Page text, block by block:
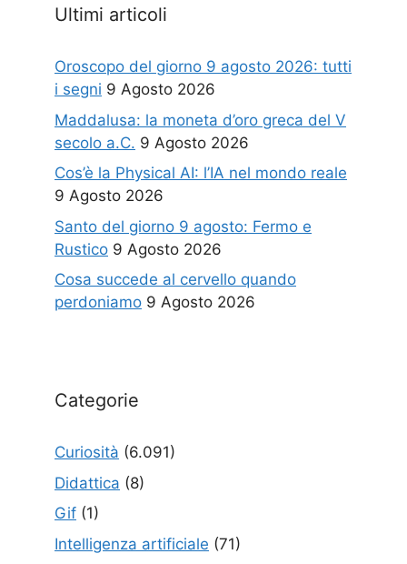
Ultimi articoli
Oroscopo del giorno 9 agosto 2026: tutti
i segni 9 Agosto 2026
Maddalusa: la moneta d’oro greca del V
secolo a.C. 9 Agosto 2026
Cos’è la Physical AI: l’IA nel mondo reale
9 Agosto 2026
Santo del giorno 9 agosto: Fermo e
Rustico 9 Agosto 2026
Cosa succede al cervello quando
perdoniamo 9 Agosto 2026
Categorie
Curiosità (6.091)
Didattica (8)
Gif (1)
Intelligenza artificiale (71)